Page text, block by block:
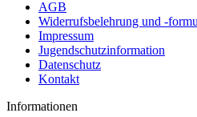
AGB
Widerrufsbelehrung und -
Impressum
Jugendschutzinformation
Datenschutz
Kontakt
Informationen